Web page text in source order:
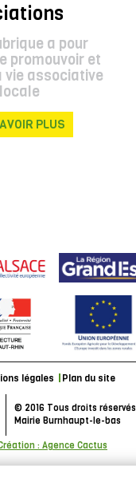
a pour
promouvoir et
associative
locale
PLUS
légales Plan du site
© 2016 Tous droits réservés
Mairie Burnhaupt-le-bas
: Agence Cactus